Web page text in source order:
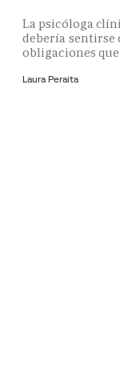
La psicóloga
debería sentirse
obligaciones
Laura Peraita